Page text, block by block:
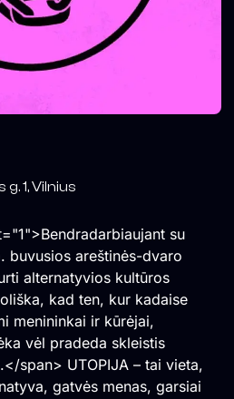
1, Vilnius
su
buvusios areštinės-dvaro
alternatyvios kultūros
kad ten, kur kadaise
menininkai ir kūrėjai,
vėl pradeda skleistis
– tai vieta,
gatvės menas, garsiai